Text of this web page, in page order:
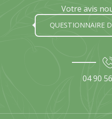
Votre avis
QUESTIONNAIRE
04 90